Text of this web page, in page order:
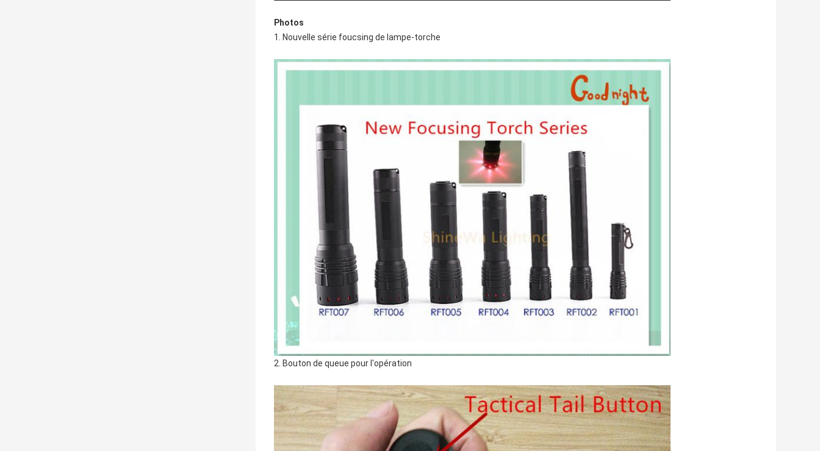
Photos
1. Nouvelle série foucsing de lampe-torche
2. Bouton de queue pour l'opération